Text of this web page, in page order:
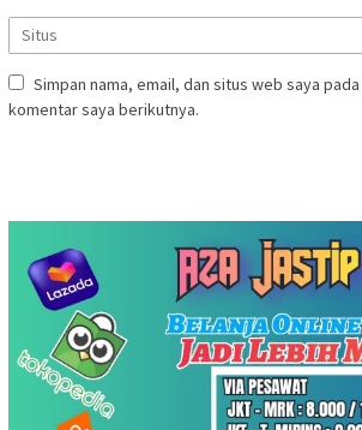
Simpan nama, email, dan situs web saya
komentar saya berikutnya.